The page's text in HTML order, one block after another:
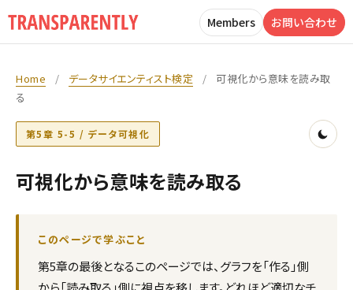
Members お問い合わせ
Home / データサイエンティスト検定 /
可視化から意味を読み取
る
第5章 5-5 / データ可視化
可視化から意味を読み取る
このページで学ぶこと
第5章の最後となるこのページでは、グラフを「作る」側